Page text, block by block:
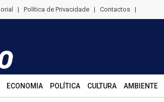
| Política de Privacidade | Contactos |
ECONOMIA POLÍTICA CULTURA AMBIENTE